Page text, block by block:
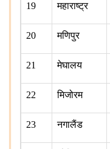
19 महाराष्ट्र
20 मणिपुर
21 मेघालय
22 मिजोरम
23 नगालैंड